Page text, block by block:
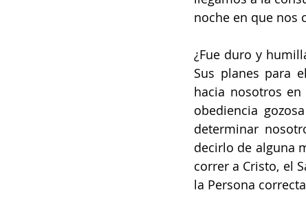
noche en que nos
¿Fue duro y
Sus planes para
hacia nosotros
obediencia
determinar
decirlo de alguna
correr a Cristo, el
la Persona